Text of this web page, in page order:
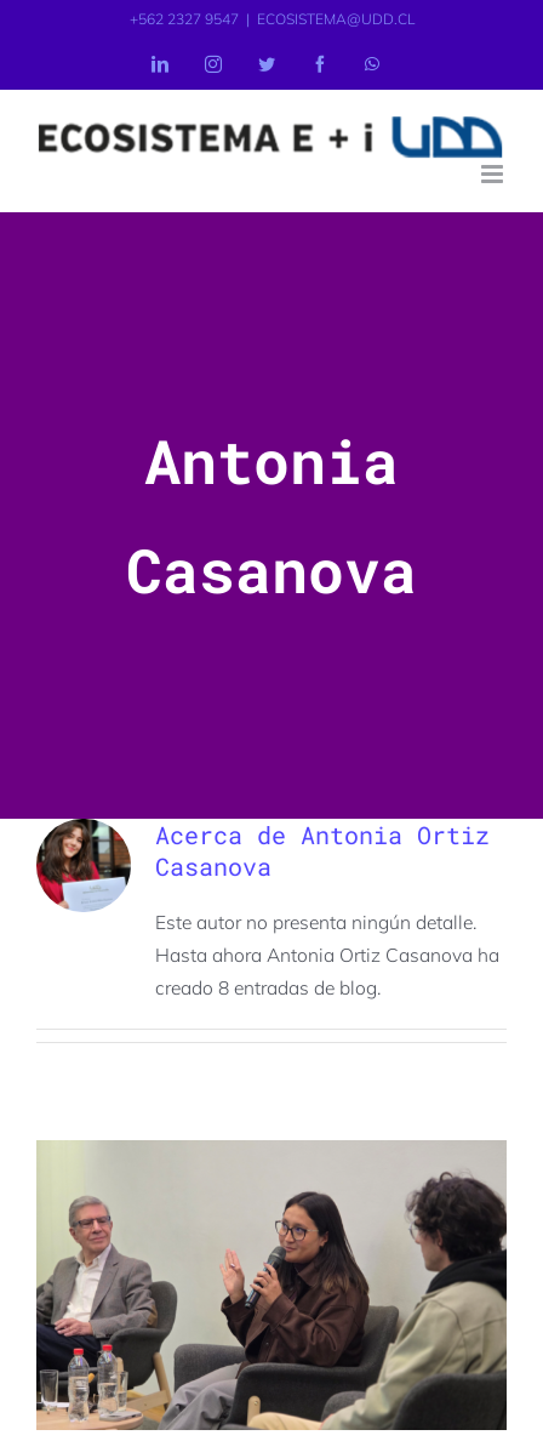
+562 2327 9547 | ECOSISTEMA@UDD.CL
Antonia
Casanova
Acerca de Antonia Ortiz
Casanova
Este autor no presenta ningún detalle.
Hasta ahora Antonia Ortiz Casanova ha
creado 8 entradas de blog.